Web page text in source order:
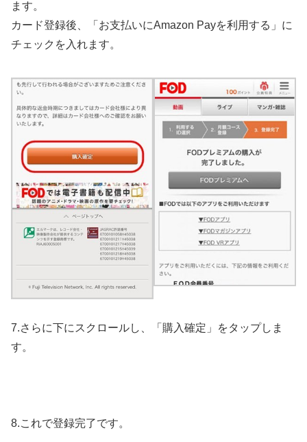
ます。
カード登録後、「お支払いにAmazon Payを利用する」に
チェックを入れます。
7.さらに下にスクロールし、「購入確定」をタップしま
す。
8.これで登録完了です。